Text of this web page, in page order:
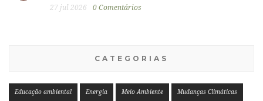
27 jul 2026 0 Comentários
CATEGORIAS
Educação ambiental Energia Meio Ambiente Mudanças Climáticas